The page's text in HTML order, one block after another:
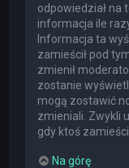
odpowiedział na
informacja ile
Informacja ta
zamieścił pod
zmienił
zostanie
mogą zostawić
zmieniali. Zwykli
gdy ktoś
Na górę